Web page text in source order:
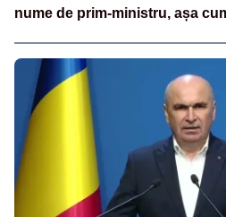
nume de prim-ministru, așa